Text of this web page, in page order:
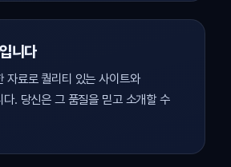
니다
자료로 퀄리티 있는 사이트와
. 당신은 그 품질을 믿고 소개할 수